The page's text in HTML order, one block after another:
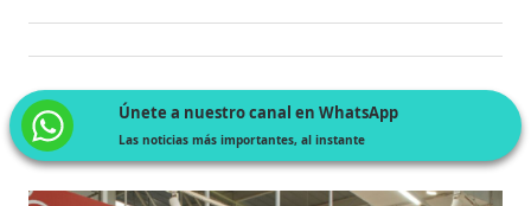
Únete a nuestro canal en WhatsApp
Las noticias más importantes, al instante